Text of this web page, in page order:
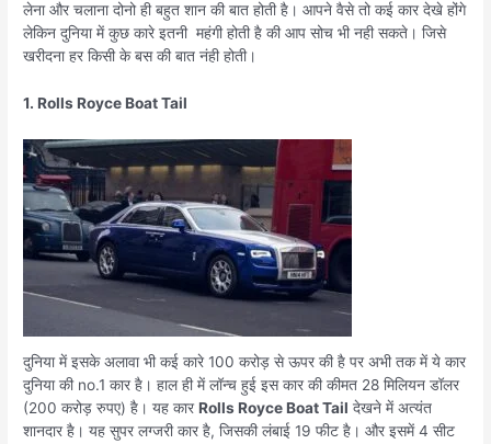
लेना और चलाना दोनो ही बहुत शान की बात होती है। आपने वैसे तो कई कार देखे होंगे
लेकिन दुनिया में कुछ कारे इतनी महंगी होती है की आप सोच भी नही सकते। जिसे
खरीदना हर किसी के बस की बात नंही होती।
1. Rolls Royce Boat Tail
दुनिया में इसके अलावा भी कई कारे 100 करोड़ से ऊपर की है पर अभी तक में ये कार
दुनिया की no.1 कार है। हाल ही में लॉन्च हुई इस कार की कीमत 28 मिलियन डॉलर
(200 करोड़ रुपए) है। यह कारRolls Royce Boat Tail देखने में अत्यंत
शानदार है। यह सुपर लग्जरी कार है, जिसकी लंबाई 19 फीट है। और इसमें 4 सीट